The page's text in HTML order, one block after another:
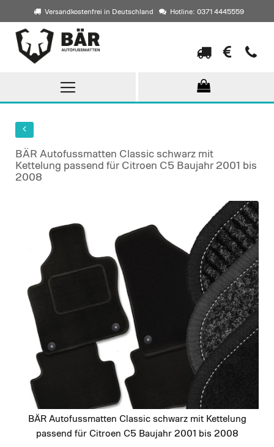
Versandkostenfrei in Deutschland Hotline: 0371 4445559
Direkt
zum
Inhalt
BÄR Autofussmatten Classic schwarz mit
Kettelung passend für Citroen C5 Baujahr 2001 bis
2008
images
gallery
BÄR Autofussmatten Classic schwarz mit Kettelung
passend für Citroen C5 Baujahr 2001 bis 2008